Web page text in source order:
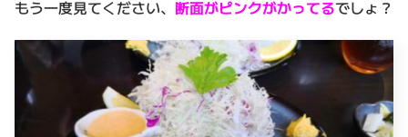
もう一度見てください、 断面がピンクがかってるでしょ？